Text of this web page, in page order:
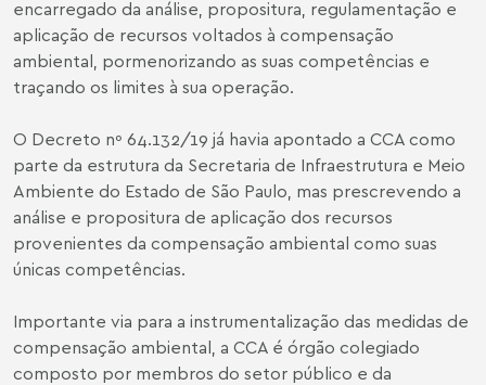
encarregado da análise, propositura, regulamentação e
aplicação de recursos voltados à compensação
ambiental, pormenorizando as suas competências e
traçando os limites à sua operação.
O Decreto nº 64.132/19 já havia apontado a CCA como
parte da estrutura da Secretaria de Infraestrutura e Meio
Ambiente do Estado de São Paulo, mas prescrevendo a
análise e propositura de aplicação dos recursos
provenientes da compensação ambiental como suas
únicas competências.
Importante via para a instrumentalização das medidas de
compensação ambiental, a CCA é órgão colegiado
composto por membros do setor público e da